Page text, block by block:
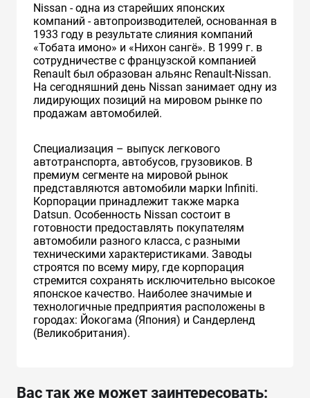
Nissan - одна из старейших японских
компаний - автопроизводителей, основанная в
1933 году в результате слияния компаний
«Тобата имоно» и «Нихон сангё». В 1999 г. в
сотрудничестве с французcкой компанией
Renault был образован альянс Renault-Nissan.
На сегодняшний день Nissan занимает одну из
лидирующих позиций на мировом рынке по
продажам автомобилей.
Специализация – выпуск легкового
автотранспорта, автобусов, грузовиков. В
премиум сегменте на мировой рынок
представляются автомобили марки Infiniti.
Корпорации принадлежит также марка
Datsun. Особенность Nissan состоит в
готовности предоставлять покупателям
автомобили разного класса, с разными
техническими характеристиками. Заводы
строятся по всему миру, где корпорация
стремится сохранять исключительно высокое
японское качество. Наиболее значимые и
технологичные предприятия расположены в
городах: Йокогама (Япония) и Сандерленд
(Великобритания).
Вас так же может заинтересовать: